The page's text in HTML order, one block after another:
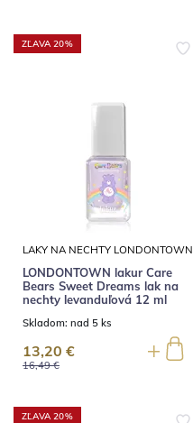
ZĽAVA 20%
LAKY NA NECHTY LONDONTOWN
LONDONTOWN lakur Care
Bears Sweet Dreams lak na
nechty levanduľová 12 ml
Skladom: nad 5 ks
16,49 €
13,20 €
ZĽAVA 20%